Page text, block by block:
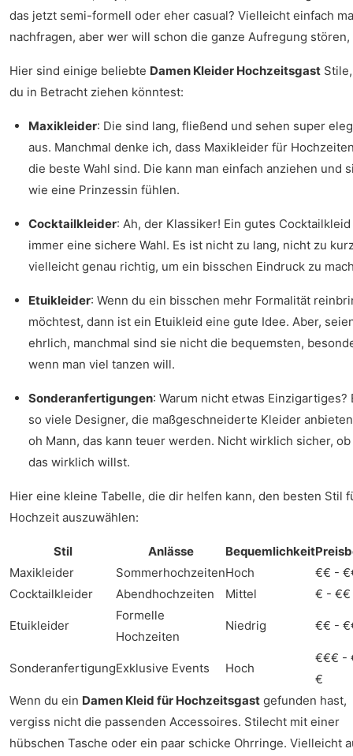
das jetzt semi-formell oder eher casual? Vielleicht einfach
nachfragen, aber wer will schon die ganze Aufregung stören,
Hier sind einige beliebte Damen Kleider Hochzeitsgast
du in Betracht ziehen könntest:
Maxikleider: Die sind lang, fließend und sehen super
aus. Manchmal denke ich, dass Maxikleider für
die beste Wahl sind. Die kann man einfach anziehen und
wie eine Prinzessin fühlen.
Cocktailkleider: Ah, der Klassiker! Ein gutes
immer eine sichere Wahl. Es ist nicht zu lang, nicht zu
vielleicht genau richtig, um ein bisschen Eindruck zu
Etuikleider: Wenn du ein bisschen mehr Formalität
möchtest, dann ist ein Etuikleid eine gute Idee. Aber,
ehrlich, manchmal sind sie nicht die bequemsten,
wenn man viel tanzen will.
Sonderanfertigungen: Warum nicht etwas Einzigartiges?
so viele Designer, die maßgeschneiderte Kleider
oh Mann, das kann teuer werden. Nicht wirklich sicher,
das wirklich willst.
Hier eine kleine Tabelle, die dir helfen kann, den besten Stil
Hochzeit auszuwählen:
Stil Anlässe Bequemlichkeit
Maxikleider
SommerhochzeitenHoch
€€ -
Cocktailkleider
Abendhochzeiten Mittel € - €€
Etuikleider
Formelle
Hochzeiten
Niedrig €€ -
SonderanfertigungExklusive Events Hoch
€€€ -
€
Wenn du ein Damen Kleid für Hochzeitsgast gefunden hast,
vergiss nicht die passenden Accessoires. Stilecht mit einer
hübschen Tasche oder ein paar schicke Ohrringe. Vielleicht